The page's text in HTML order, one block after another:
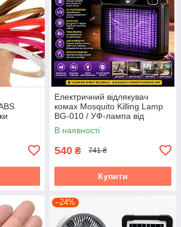
Електричний відлякувач
комах Mosquito Killing Lamp
BG-010 / УФ-лампа від
комарів 360° USB / Настінний
знищувач комах
В наявності
540 ₴ 741 ₴
Купити
–24%